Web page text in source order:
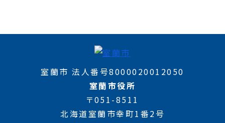
室蘭市 法人番号8000020012050
室蘭市役所
〒051-8511
北海道室蘭市幸町1番2号